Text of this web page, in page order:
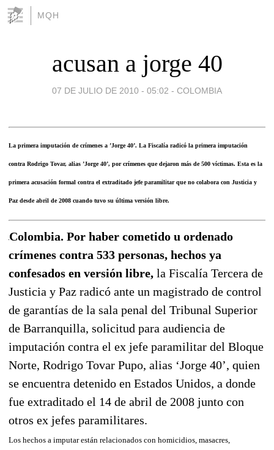
MQH
acusan a jorge 40
07 DE JULIO DE 2010 - 05:02 - COLOMBIA
La primera imputación de crímenes a ’Jorge 40’. La Fiscalía radicó la primera imputación
contra Rodrigo Tovar, alias ’Jorge 40’, por crímenes que dejaron más de 500 víctimas. Esta es la
primera acusación formal contra el extraditado jefe paramilitar que no colabora con Justicia y
Paz desde abril de 2008 cuando tuvo su última versión libre.
Colombia. Por haber cometido u ordenado
crímenes contra 533 personas, hechos ya
confesados en versión libre, la Fiscalía Tercera de
Justicia y Paz radicó ante un magistrado de control
de garantías de la sala penal del Tribunal Superior
de Barranquilla, solicitud para audiencia de
imputación contra el ex jefe paramilitar del Bloque
Norte, Rodrigo Tovar Pupo, alias ‘Jorge 40’, quien
se encuentra detenido en Estados Unidos, a donde
fue extraditado el 14 de abril de 2008 junto con
otros ex jefes paramilitares.
Los hechos a imputar están relacionados con homicidios, masacres,